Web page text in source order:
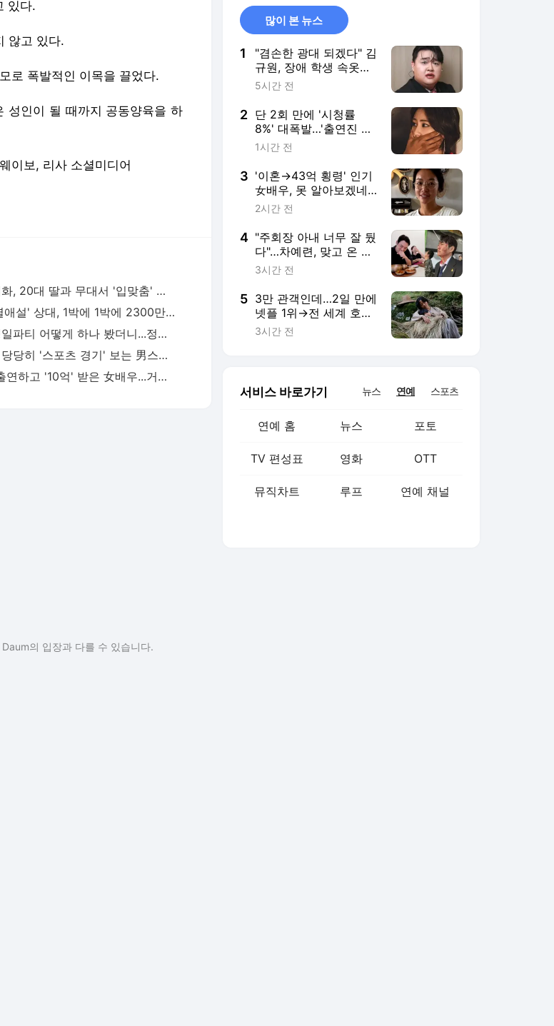
있다.
않고 있다.
로 폭발적인 이목을 끌었다.
성인이 될 때까지 공동양육을 하
이보, 리사 소셜미디어
가수 황채화, 20대 딸과 무대서 '입맞춤' 퍼포먼스..."미리 묻지 않았다"
'김수현 열애설' 상대, 1박에 1박에 2300만 원 호텔서 숙박...돈 얼마나 많길래
부자들 생일파티 어떻게 하나 봤더니...정말 부럽네요
시상식서 당당히 '스포츠 경기' 보는 男스타 (+사진)
딱 '5분' 출연하고 '10억' 받은 女배우...거품일까 실력일까
많이 본 뉴스
1
"겸손한 광대 되겠다" 김
규원, 장애 학생 속옷
'손세탁→졸업식 참
미담
5시간 전
2 단 2회 만에 '시청률
8%' 대폭발…'출연진 논
란'에도 입소문 제대로
킬러')
1시간 전
3 '이혼→43억 횡령' 인기
女배우, 못 알아보겠네…
까만 태닝 피부 눈길
2시간 전
4 "주회장 아내 너무 잘 뒀
다"…차예련, 맞고 온 주
상욱 위한 정성 가득 내
3시간 전
5 3만 관객인데…2일 만에
넷플 1위→전 세계 호평
이어 '벡델초이스10'까
3시간 전
서비스 바로가기 뉴스 연예 스포츠
연예 홈 뉴스 포토
TV 편성표 영화 OTT
뮤직차트 루프 연예 채널
의 입장과 다를 수 있습니다.